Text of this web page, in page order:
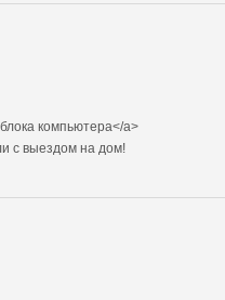
компьютера</a>
с выездом на дом!